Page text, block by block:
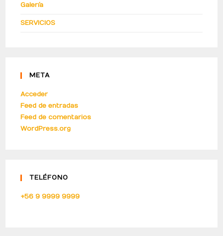
Galería
SERVICIOS
META
Acceder
Feed de entradas
Feed de comentarios
WordPress.org
TELÉFONO
+56 9 9999 9999